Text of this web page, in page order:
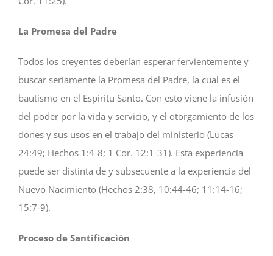
La Promesa del Padre
Todos los creyentes deberían esperar fervientemente y
buscar seriamente la Promesa del Padre, la cual es el
bautismo en el Espíritu Santo. Con esto viene la infusión
del poder por la vida y servicio, y el otorgamiento de los
dones y sus usos en el trabajo del ministerio (Lucas
24:49; Hechos 1:4-8; 1 Cor. 12:1-31). Esta experiencia
puede ser distinta de y subsecuente a la experiencia del
Nuevo Nacimiento (Hechos 2:38, 10:44-46; 11:14-16;
15:7-9).
Proceso de Santificación